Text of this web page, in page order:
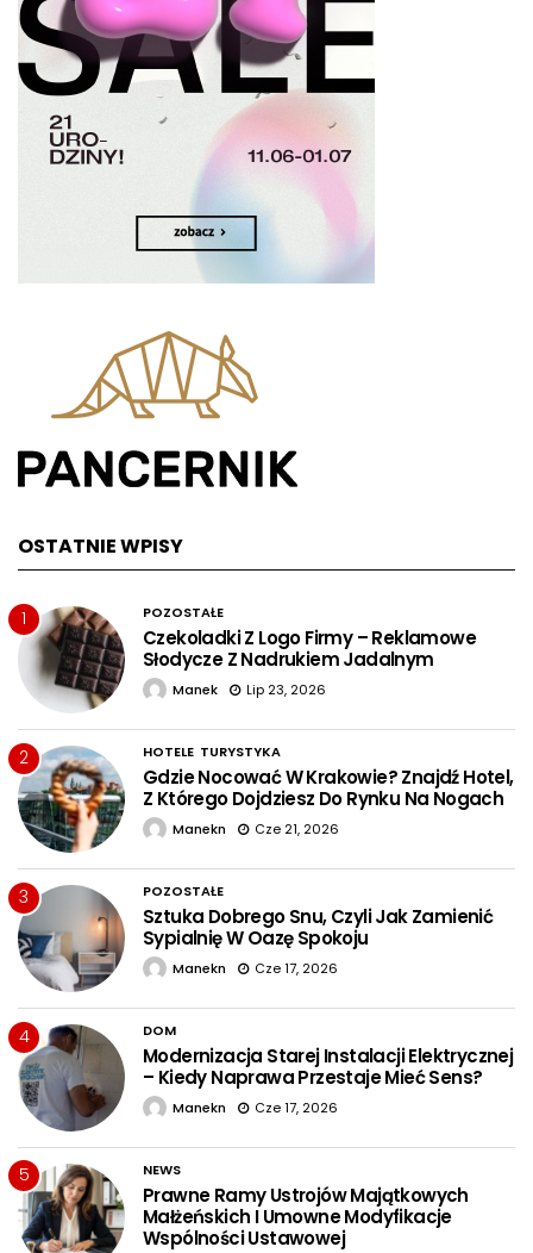
OSTATNIE WPISY
1 POZOSTAŁE
Czekoladki Z Logo Firmy – Reklamowe
Słodycze Z Nadrukiem Jadalnym
Manek Lip 23, 2026
2 HOTELE TURYSTYKA
Gdzie Nocować W Krakowie? Znajdź Hotel,
Z Którego Dojdziesz Do Rynku Na Nogach
Manekn Cze 21, 2026
3 POZOSTAŁE
Sztuka Dobrego Snu, Czyli Jak Zamienić
Sypialnię W Oazę Spokoju
Manekn Cze 17, 2026
4 DOM
Modernizacja Starej Instalacji Elektrycznej
– Kiedy Naprawa Przestaje Mieć Sens?
Manekn Cze 17, 2026
5 NEWS
Prawne Ramy Ustrojów Majątkowych
Małżeńskich I Umowne Modyfikacje
Wspólności Ustawowej